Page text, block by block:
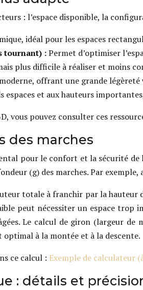
: l’espace disponible, la
idéal pour les espaces
tournant) :Permet d’optimiser
plus difficile à réaliser et moins
offrant une grande légèreté
espaces et aux hauteurs
vous pouvez consulter ces
des marches
pour le confort et la sécurité
(g) des marches. Par exemple,
totale à franchir par la
peut nécessiter un espace
Le calcul de giron (largeur
à la montée et à la descente.
ce calcul : Exemple de calculateur
: détails et